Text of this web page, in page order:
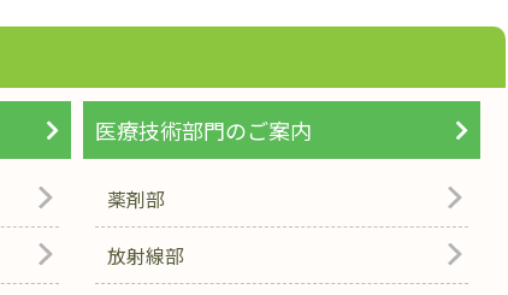
医療技術部門のご案内
薬剤部
放射線部